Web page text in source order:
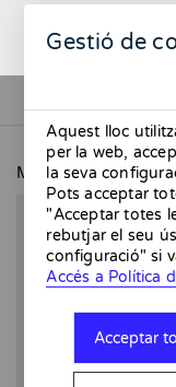
MMMMERCAT
Gestió de
Aquest lloc
per la web,
la seva
Pots acceptar
"Acceptar totes
rebutjar el seu
configuració" si
Accés a Política
Acceptar